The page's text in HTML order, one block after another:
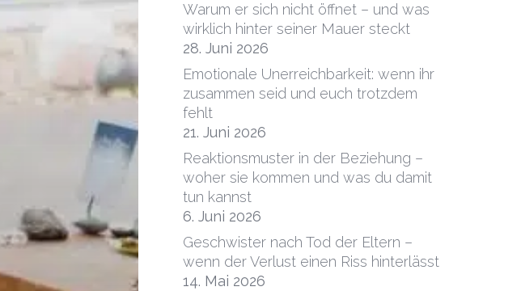
Warum er sich nicht öffnet – und was
wirklich hinter seiner Mauer steckt
28. Juni 2026
Emotionale Unerreichbarkeit: wenn ihr
zusammen seid und euch trotzdem
fehlt
21. Juni 2026
Reaktionsmuster in der Beziehung –
woher sie kommen und was du damit
tun kannst
6. Juni 2026
Geschwister nach Tod der Eltern –
wenn der Verlust einen Riss hinterlässt
14. Mai 2026